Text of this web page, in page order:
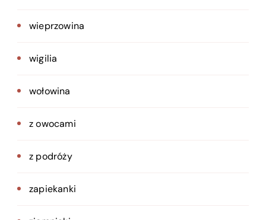
wieprzowina
wigilia
wołowina
z owocami
z podróży
zapiekanki